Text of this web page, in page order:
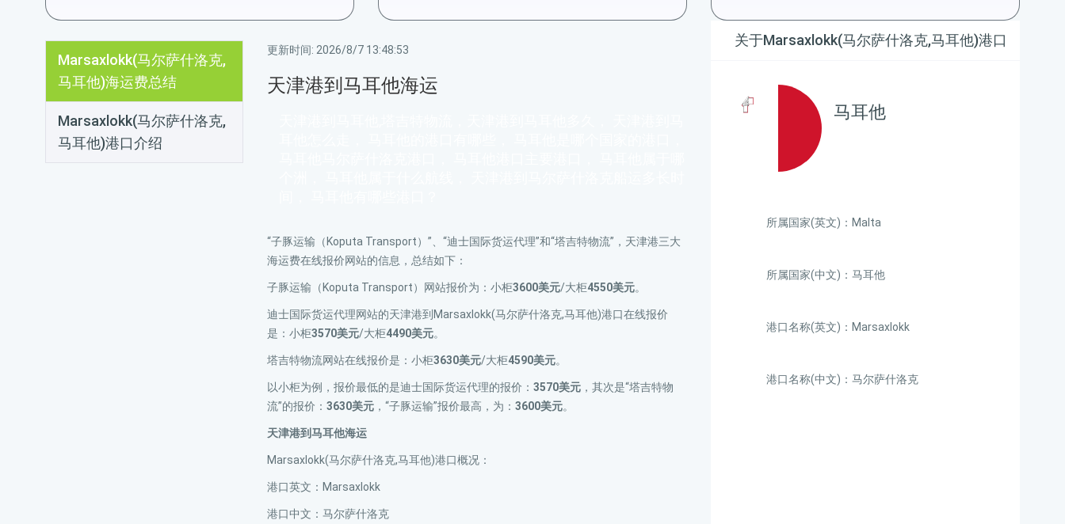
Marsaxlokk(马尔萨什洛克,
马耳他)海运费总结
Marsaxlokk(马尔萨什洛克,
马耳他)港口介绍
更新时间: 2026/8/7 13:48:53
天津港到马耳他海运
“子豚运输（Koputa Transport）”、“迪士国际货运代理”和“塔吉特物流”，天津港三大
海运费在线报价网站的信息，总结如下：
子豚运输（Koputa Transport）网站报价为：小柜3600美元/大柜4550美元。
迪士国际货运代理网站的天津港到Marsaxlokk(马尔萨什洛克,马耳他)港口在线报价
是：小柜3570美元/大柜4490美元。
塔吉特物流网站在线报价是：小柜3630美元/大柜4590美元。
以小柜为例，报价最低的是迪士国际货运代理的报价： 3570美元，其次是“塔吉特物
流”的报价： 3630美元，“子豚运输”报价最高，为： 3600美元。
天津港到马耳他海运
Marsaxlokk(马尔萨什洛克,马耳他)港口概况：
港口英文：Marsaxlokk
港口中文：马尔萨什洛克
关于Marsaxlokk(马尔萨什洛克,马耳他)港口
马耳他
所属国家(英文)：Malta
所属国家(中文)：马耳他
港口名称(英文)：Marsaxlokk
港口名称(中文)：马尔萨什洛克